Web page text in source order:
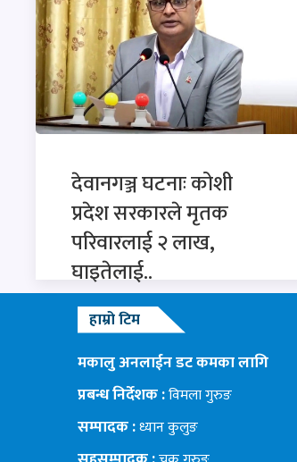
देवानगञ्ज घटनाः कोशी
प्रदेश सरकारले मृतक
परिवारलाई २ लाख,
घाइतेलाई..
हाम्रो टिम
मकालु अनलाईन डट कमका लागि
प्रबन्ध निर्देशक :विमला गुरुङ
सम्पादक :ध्यान कुलुङ